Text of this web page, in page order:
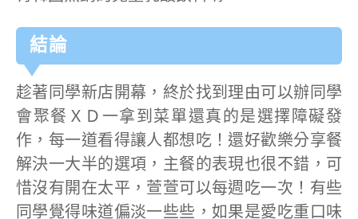
結論
趁著同學新店開幕，終於找到理由可以辦同學
會聚餐ＸＤ一拿到菜單還真的是選擇障礙發
作，每一道看得讓人都想吃！還好歡樂分享餐
解決一大半的選項，主餐的表現也很不錯，可
惜沒有開在太平，萱萱可以每週吃一次！有些
同學覺得味道偏淡一些些，如果是愛吃重口味